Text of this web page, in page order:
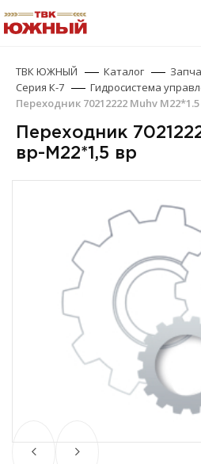
ТВК ЮЖНЫЙ Каталог
Серия К-7
Гидросистема
Переходник 70212222 Muhv
Переходник
вр-М22*1,5 вр